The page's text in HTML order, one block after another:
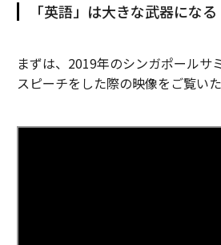
「英語」は大きな武器になる
まずは、2019年のシンガポールサ
スピーチをした際の映像をご覧いた